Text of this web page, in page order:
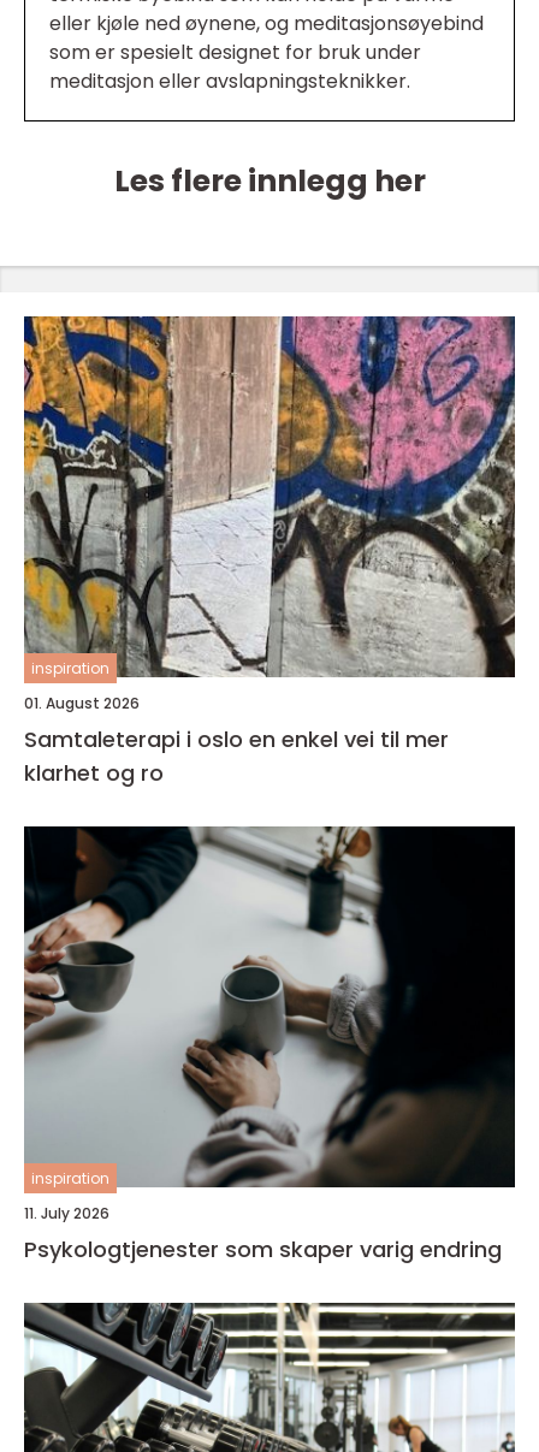
eller kjøle ned øynene, og meditasjonsøyebind
som er spesielt designet for bruk under
meditasjon eller avslapningsteknikker.
Les flere innlegg her
inspiration
01. August 2026
Samtaleterapi i oslo en enkel vei til mer
klarhet og ro
inspiration
11. July 2026
Psykologtjenester som skaper varig endring